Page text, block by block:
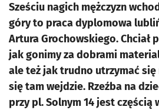
Sześciu nagich mężczyzn
góry to praca dyplomowa
Artura Grochowskiego. Chciał
jak gonimy za dobrami
ale też jak trudno utrzymać się
się tam wejdzie. Rzeźba na
przy pl. Solnym 14 jest częścią